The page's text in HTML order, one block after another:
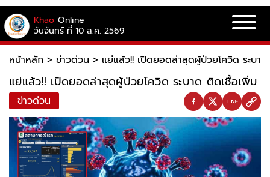
Khao Online
วันจันทร์ ที่ 10 ส.ค. 2569
หน้าหลัก > ข่าวด่วน > แย่แล้ว!! เปิดยอดล่าสุดผู้ป่วยโควิด ระบา
แย่แล้ว!! เปิดยอดล่าสุดผู้ป่วยโควิด ระบาด ติดเชื้อเพิ่ม
ข่าวด่วน